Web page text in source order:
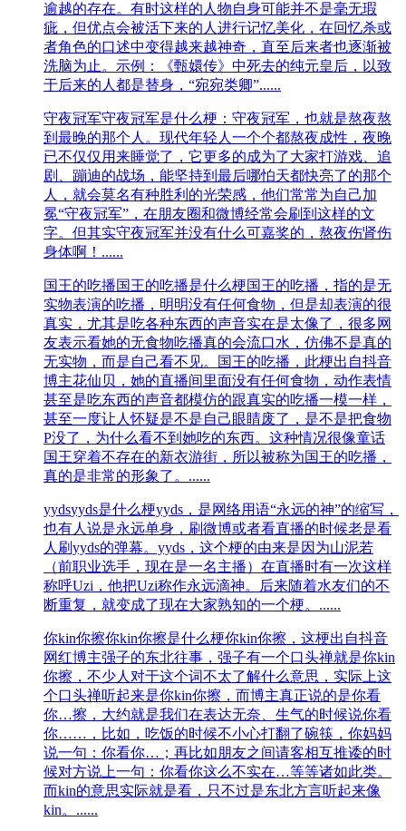
逾越的存在。有时这样的人物自身可能并不是毫无瑕
疵，但优点会被活下来的人进行记忆美化，在回忆杀或
者角色的口述中变得越来越神奇，直至后来者也逐渐被
洗脑为止。示例：《甄嬛传》中死去的纯元皇后，以致
于后来的人都是替身，“宛宛类卿”......
守夜冠军守夜冠军是什么梗：守夜冠军，也就是熬夜熬
到最晚的那个人。现代年轻人一个个都熬夜成性，夜晚
已不仅仅用来睡觉了，它更多的成为了大家打游戏、追
剧、蹦迪的战场，能坚持到最后哪怕天都快亮了的那个
人，就会莫名有种胜利的光荣感，他们常常为自己加
冕“守夜冠军”，在朋友圈和微博经常会刷到这样的文
字。但其实守夜冠军并没有什么可嘉奖的，熬夜伤肾伤
身体啊！......
国王的吃播国王的吃播是什么梗国王的吃播，指的是无
实物表演的吃播，明明没有任何食物，但是却表演的很
真实，尤其是吃各种东西的声音实在是太像了，很多网
友表示看她的无食物吃播真的会流口水，仿佛不是真的
无实物，而是自己看不见。国王的吃播，此梗出自抖音
博主花仙贝，她的直播间里面没有任何食物，动作表情
甚至是吃东西的声音都模仿的跟真实的吃播一模一样，
甚至一度让人怀疑是不是自己眼睛废了，是不是把食物
P没了，为什么看不到她吃的东西。这种情况很像童话
国王穿着不存在的新衣游街，所以被称为国王的吃播，
真的是非常的形象了。......
yydsyyds是什么梗yyds，是网络用语“永远的神”的缩写，
也有人说是永远单身，刷微博或者看直播的时候老是看
人刷yyds的弹幕。yyds，这个梗的由来是因为山泥若
（前职业选手，现在是一名主播）在直播时有一次这样
称呼Uzi，他把Uzi称作永远滴神。后来随着水友们的不
断重复，就变成了现在大家熟知的一个梗。......
你kin你擦你kin你擦是什么梗你kin你擦，这梗出自抖音
网红博主强子的东北往事，强子有一个口头禅就是你kin
你擦，不少人对于这个词不太了解什么意思，实际上这
个口头禅听起来是你kin你擦，而博主真正说的是你看
你…擦，大约就是我们在表达无奈、生气的时候说你看
你……，比如，吃饭的时候不小心打翻了碗筷，你妈妈
说一句：你看你…；再比如朋友之间请客相互推诿的时
候对方说上一句：你看你这么不实在…等等诸如此类。
而kin的意思实际就是看，只不过是东北方言听起来像
kin。......